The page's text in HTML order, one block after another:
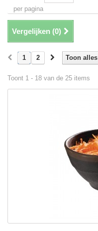
per pagina
Vergelijken (0)
Toon alles
1 2
Toont 1 - 18 van de 25 items